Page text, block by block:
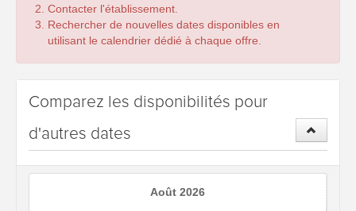
Contacter l'établissement.
Rechercher de nouvelles dates disponibles en
utilisant le calendrier dédié à chaque offre.
Comparez les disponibilités pour
d'autres dates
Août 2026